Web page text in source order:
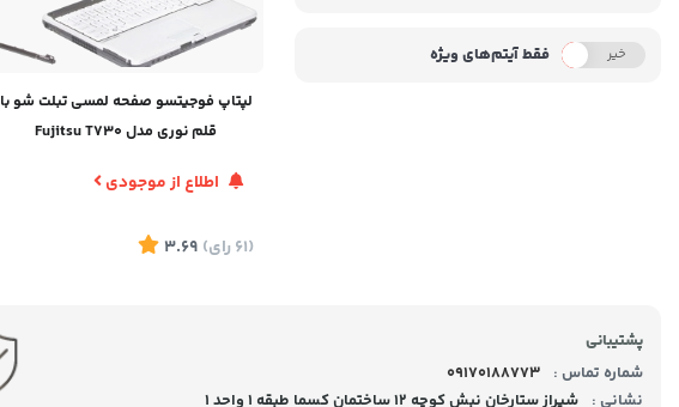
بله خیر فقط آیتم‌های ویژه
لپتاپ فوجیتسو صفحه لمسی تبلت شو با
قلم نوری مدل Fujitsu T730
اطلاع از موجودی
(61 رای)
3.69
پشتیبانی
شماره تماس :
09170188773
نشانی :
شیراز ستارخان نبش کوچه 12 ساختمان کسما طبقه 1 واحد 1